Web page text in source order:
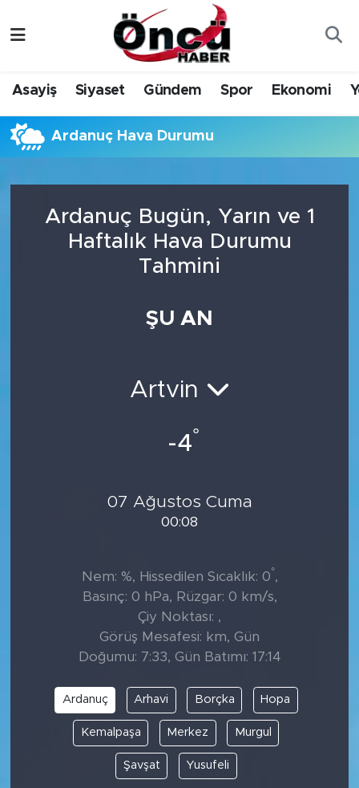
Asayiş Siyaset Gündem Spor Ekonomi
Ardanuç Hava Durumu
Ardanuç Bugün, Yarın ve 1
Haftalık Hava Durumu
Tahmini
ŞU AN
Artvin
-4°
07 Ağustos Cuma
00:08
Nem: %, Hissedilen Sıcaklık: 0°,
Basınç: 0 hPa, Rüzgar: 0 km/s,
Çiy Noktası: ,
Görüş Mesafesi: km, Gün
Doğumu: 7:33, Gün Batımı: 17:14
Ardanuç Arhavi Borçka Hopa
Kemalpaşa Merkez Murgul
Şavşat Yusufeli
Gündem
Sağlık & Çevre
Spor
Siyaset
Düzce Nöbetçi Eczaneler
Düzce Hava Durumu
Düzce Namaz Vakitleri
Düzce Trafik Yoğunluk Haritası
Süper Lig Puan Durumu ve Fikstür
Tüm Manşetler